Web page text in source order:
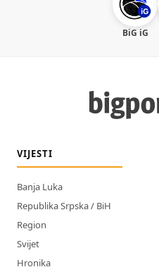
BiG iG
VIJESTI
Banja Luka
Republika Srpska / BiH
Region
Svijet
Hronika